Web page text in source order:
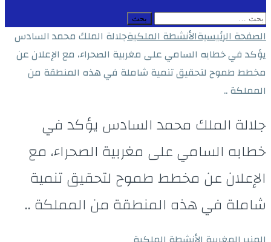
البحث
عن:
الصفحة الرئيسيةالأنشطة الملكيةجلالة الملك محمد السادس
يؤكد في خطابه السامي على مغربية الصحراء، مع الإعلان عن
مخطط طموح لتحقيق تنمية شاملة في هذه المنطقة من
المملكة ..
جلالة الملك محمد السادس يؤكد في
خطابه السامي على مغربية الصحراء، مع
الإعلان عن مخطط طموح لتحقيق تنمية
شاملة في هذه المنطقة من المملكة ..